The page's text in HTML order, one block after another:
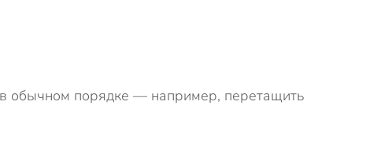
обычном порядке — например, перетащить